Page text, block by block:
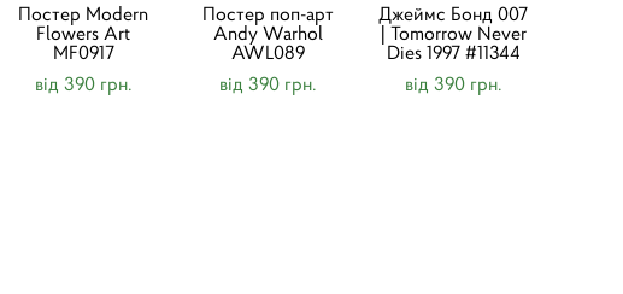
Постер Modern
Flowers Art
MF0917
від 390 грн.
Постер поп-арт
Andy Warhol
AWL089
від 390 грн.
Джеймс Бонд 007
| Tomorrow Never
Dies 1997 #11344
від 390 грн.